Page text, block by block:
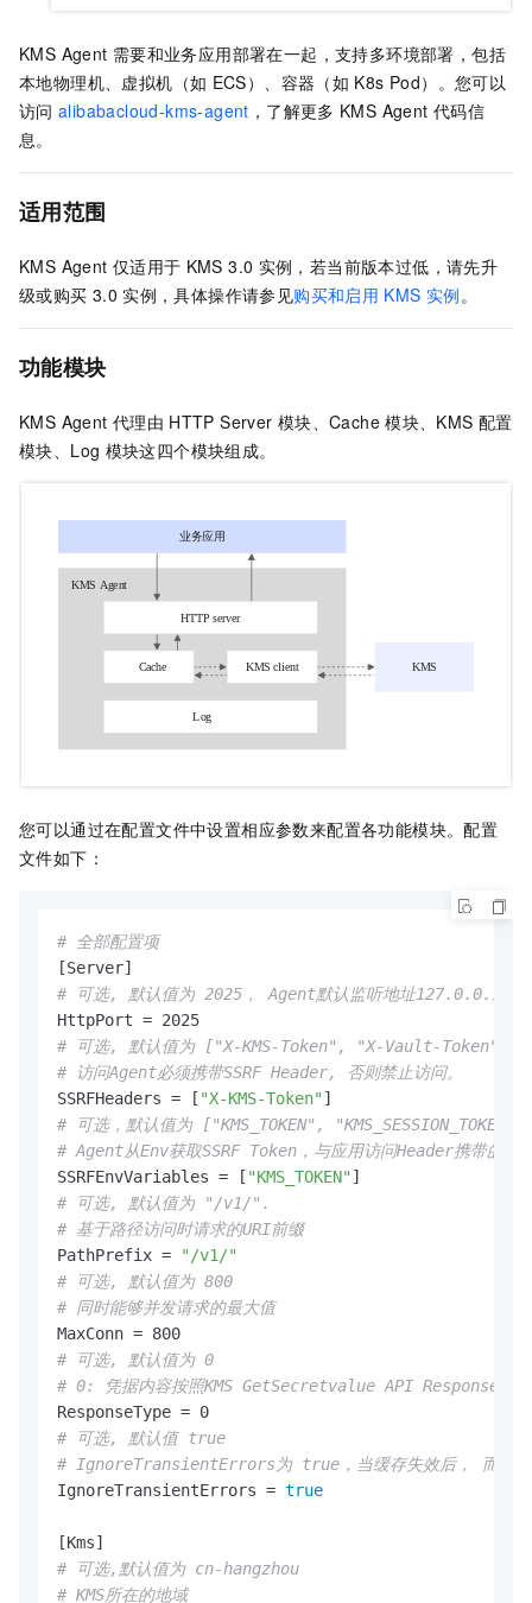
KMS Agent 需要和业务应用部署在一起，支持多环境部署，包括
本地物理机、虚拟机（如 ECS）、容器（如 K8s Pod）。您可以
访问 alibabacloud-kms-agent ，了解更多 KMS Agent 代码信
息。
适用范围
KMS Agent 仅适用于 KMS 3.0 实例，若当前版本过低，请先升
级或购买 3.0 实例，具体操作请参见购买和启用 KMS 实例 。
功能模块
KMS Agent 代理由 HTTP Server 模块、Cache 模块、KMS 配置
模块、Log 模块这四个模块组成。
您可以通过在配置文件中设置相应参数来配置各功能模块。配置
文件如下：
# 全部配置项
# 可选, 默认值为 2025， Agent默认监听地址
# 可选, 默认值为 ["X-KMS-Token", "X-Vault-Token"]。
# 访问Agent必须携带SSRF Header, 否则禁止访问。
SSRFHeaders = [ "X-KMS-Token"
# 可选，默认值为 ["KMS_TOKEN",
# Agent从Env获取SSRF Token，与应用访问Header携带的
SSRFEnvVariables = [ "KMS_TOKEN"
# 可选, 默认值为 "/v1/".
# 基于路径访问时请求的URI前缀
PathPrefix =
"/v1/"
# 可选, 默认值为 800
# 同时能够并发请求的最大值
# 可选, 默认值为 0
# 0: 凭据内容按照KMS GetSecretvalue API Response
# 可选, 默认值 true
# IgnoreTransientErrors为 true，当缓存失效后， 而访问远
IgnoreTransientErrors = true
# 可选,默认值为 cn-hangzhou
# KMS所在的地域